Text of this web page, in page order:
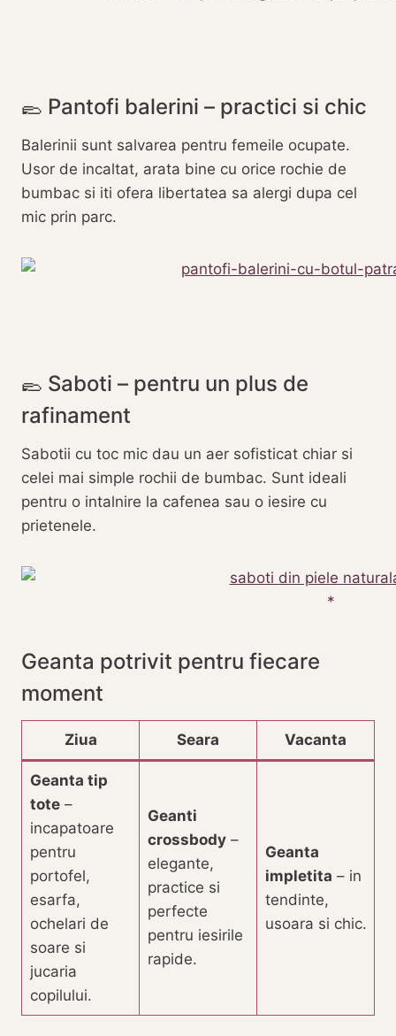
🥿 Pantofi balerini – practici si chic
Balerinii sunt salvarea pentru femeile ocupate.
Usor de incaltat, arata bine cu orice rochie de
bumbac si iti ofera libertatea sa alergi dupa cel
mic prin parc.
🥿 Saboti – pentru un plus de
rafinament
Sabotii cu toc mic dau un aer sofisticat chiar si
celei mai simple rochii de bumbac. Sunt ideali
pentru o intalnire la cafenea sau o iesire cu
prietenele.
Geanta potrivit pentru fiecare
moment
Ziua Seara Vacanta
Geanta tip
tote–
incapatoare
pentru
portofel,
esarfa,
ochelari de
soare si
jucaria
copilului.
Geanti
crossbody–
elegante,
practice si
perfecte
pentru iesirile
rapide.
Geanta
impletita – in
tendinte,
usoara si chic.